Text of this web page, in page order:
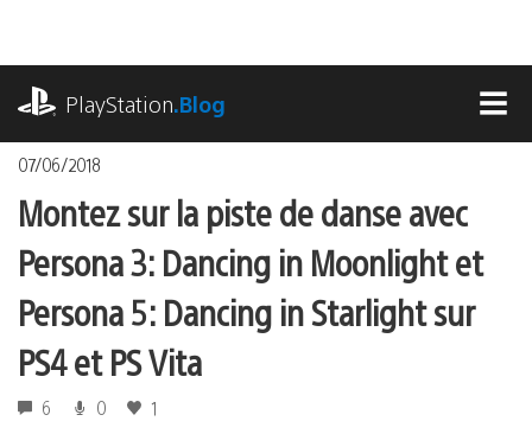
contenu
PlayStation.Blog
07/06/2018
Montez sur la piste de danse avec
Persona 3: Dancing in Moonlight et
Persona 5: Dancing in Starlight sur
PS4 et PS Vita
6 0 1